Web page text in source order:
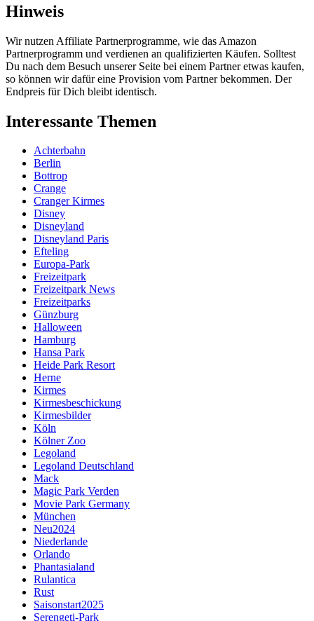
Hinweis
Wir nutzen Affiliate Partnerprogramme, wie das Amazon
Partnerprogramm und verdienen an qualifizierten Käufen. Solltest
Du nach dem Besuch unserer Seite bei einem Partner etwas kaufen,
so können wir dafür eine Provision vom Partner bekommen. Der
Endpreis für Dich bleibt identisch.
Interessante Themen
Achterbahn
Berlin
Bottrop
Crange
Cranger Kirmes
Disney
Disneyland
Disneyland Paris
Efteling
Europa-Park
Freizeitpark
Freizeitpark News
Freizeitparks
Günzburg
Halloween
Hamburg
Hansa Park
Heide Park Resort
Herne
Kirmes
Kirmesbeschickung
Kirmesbilder
Köln
Kölner Zoo
Legoland
Legoland Deutschland
Mack
Magic Park Verden
Movie Park Germany
München
Neu2024
Niederlande
Orlando
Phantasialand
Rulantica
Rust
Saisonstart2025
Serengeti-Park